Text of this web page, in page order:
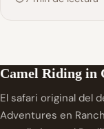
Camel Riding in
El safari original del
Adventures en